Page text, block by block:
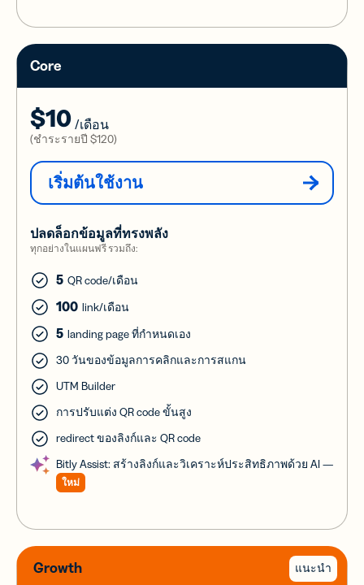
Core
$10 /เดือน
(ชำระรายปี $120)
เริ่มต้นใช้งาน
ปลดล็อกข้อมูลที่ทรงพลัง
ทุกอย่างในแผนฟรี รวมถึง:
5 QR code/เดือน
100 link/เดือน
5 landing page ที่กำหนดเอง
30 วันของข้อมูลการคลิกและการสแกน
UTM Builder
การปรับแต่ง QR code ขั้นสูง
redirect ของลิงก์และ QR code
Bitly Assist: สร้างลิงก์และวิเคราะห์ประสิทธิภาพด้วย AI —
ใหม่
แนะนำ
Growth